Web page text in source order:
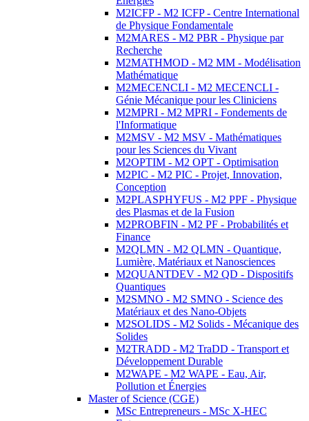
M2ICFP - M2 ICFP - Centre International
de Physique Fondamentale
M2MARES - M2 PBR - Physique par
Recherche
M2MATHMOD - M2 MM - Modélisation
Mathématique
M2MECENCLI - M2 MECENCLI -
Génie Mécanique pour les Cliniciens
M2MPRI - M2 MPRI - Fondements de
l'Informatique
M2MSV - M2 MSV - Mathématiques
pour les Sciences du Vivant
M2OPTIM - M2 OPT - Optimisation
M2PIC - M2 PIC - Projet, Innovation,
Conception
M2PLASPHYFUS - M2 PPF - Physique
des Plasmas et de la Fusion
M2PROBFIN - M2 PF - Probabilités et
Finance
M2QLMN - M2 QLMN - Quantique,
Lumière, Matériaux et Nanosciences
M2QUANTDEV - M2 QD - Dispositifs
Quantiques
M2SMNO - M2 SMNO - Science des
Matériaux et des Nano-Objets
M2SOLIDS - M2 Solids - Mécanique des
Solides
M2TRADD - M2 TraDD - Transport et
Développement Durable
M2WAPE - M2 WAPE - Eau, Air,
Pollution et Énergies
Master of Science (CGE)
MSc Entrepreneurs - MSc X-HEC